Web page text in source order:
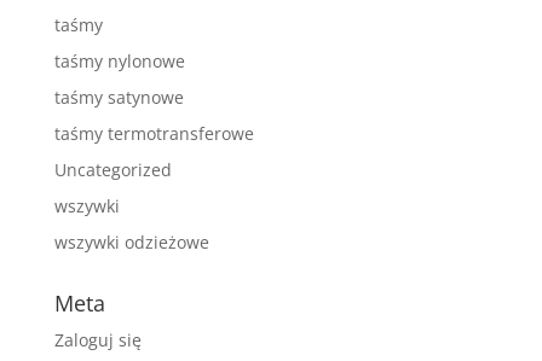
taśmy
taśmy nylonowe
taśmy satynowe
taśmy termotransferowe
Uncategorized
wszywki
wszywki odzieżowe
Meta
Zaloguj się